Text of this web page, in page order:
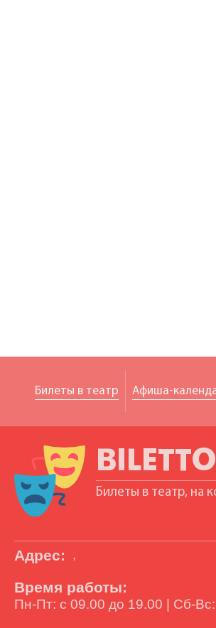
Билеты в театр Афиша-
Билеты в театр, на
Адрес: ,
Время работы:
Пн-Пт: с 09.00 до 19.00 | Сб-